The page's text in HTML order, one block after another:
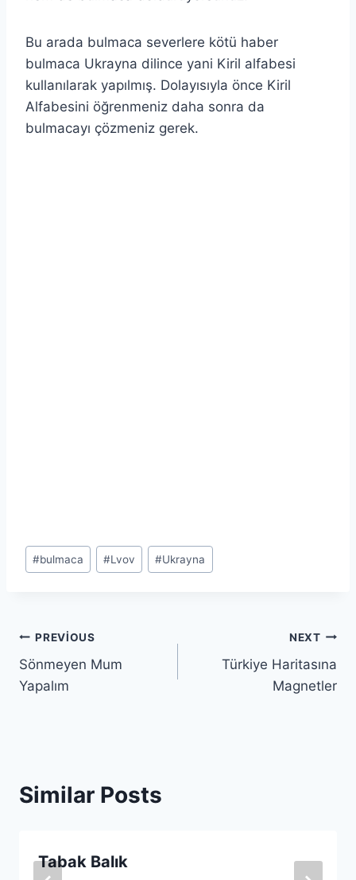
Bu arada bulmaca severlere kötü haber
bulmaca Ukrayna dilince yani Kiril alfabesi
kullanılarak yapılmış. Dolayısıyla önce Kiril
Alfabesini öğrenmeniz daha sonra da
bulmacayı çözmeniz gerek.
Post
Tags:
#bulmaca #Lvov #Ukrayna
Yazı
gezinmesi
PREVIOUS
Sönmeyen Mum
Yapalım
NEXT
Türkiye Haritasına
Magnetler
Similar Posts
Tabak Balık